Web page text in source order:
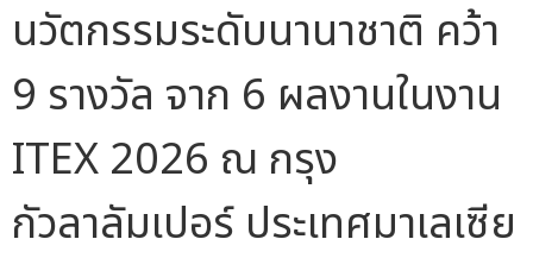
นวัตกรรมระดับนานาชาติ คว้า
9 รางวัล จาก 6 ผลงานในงาน
ITEX 2026 ณ กรุง
กัวลาลัมเปอร์ ประเทศมาเลเซีย